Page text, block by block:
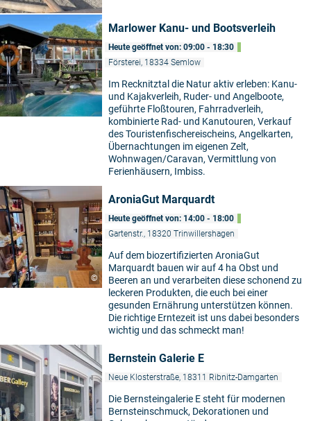
Marlower Kanu- und Bootsverleih
Heute geöffnet von: 09:00 - 18:30
Försterei, 18334 Semlow
Im Recknitztal die Natur aktiv erleben: Kanu-
und Kajakverleih, Ruder- und Angelboote,
geführte Floßtouren, Fahrradverleih,
kombinierte Rad- und Kanutouren, Verkauf
des Touristenfischereischeins, Angelkarten,
Übernachtungen im eigenen Zelt,
Wohnwagen/Caravan, Vermittlung von
Ferienhäusern, Imbiss.
©
AroniaGut Marquardt
Heute geöffnet von: 14:00 - 18:00
Gartenstr., 18320 Trinwillershagen
Auf dem biozertifizierten AroniaGut
Marquardt bauen wir auf 4 ha Obst und
Beeren an und verarbeiten diese schonend zu
leckeren Produkten, die euch bei einer
gesunden Ernährung unterstützen können.
Die richtige Erntezeit ist uns dabei besonders
wichtig und das schmeckt man!
Bernstein Galerie E
Neue Klosterstraße, 18311 Ribnitz-Damgarten
Die Bernsteingalerie E steht für modernen
Bernsteinschmuck, Dekorationen und